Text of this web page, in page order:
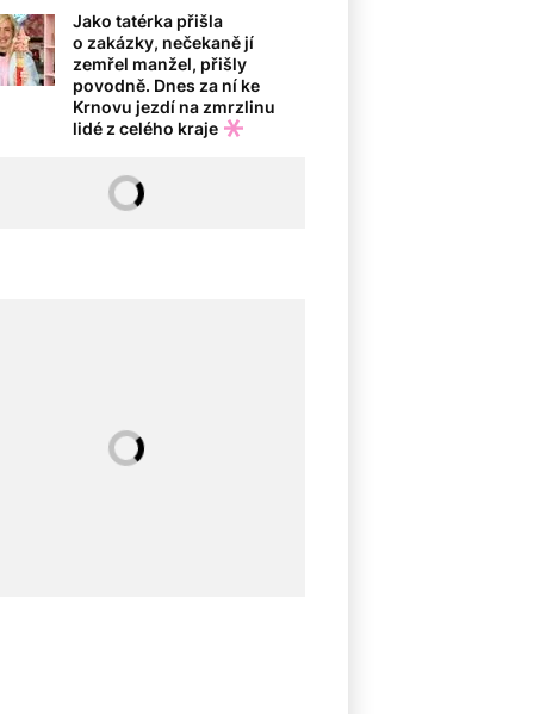
Jako tatérka přišla
o zakázky, nečekaně jí
zemřel manžel, přišly
povodně. Dnes za ní ke
Krnovu jezdí na zmrzlinu
lidé z celého kraje